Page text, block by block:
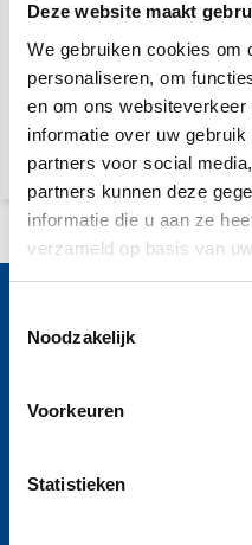
Deze website maakt
We gebruiken cookies om
personaliseren, om
en om ons
informatie over uw
partners voor social
partners kunnen deze
informatie die u aan ze
verzameld op basis van
Noodzakelijk
Voorkeuren
Statistieken
49,-
Tijdelijk uitverkocht
Vergelijk
Onze specialisten helpen u
Volg ons